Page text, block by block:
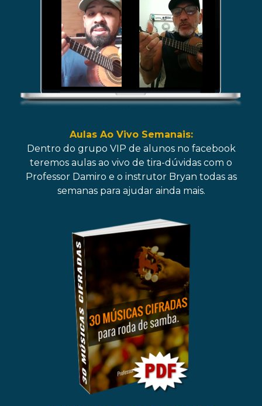
Aulas Ao Vivo Semanais:
Dentro do grupo VIP de alunos no facebook
teremos aulas ao vivo de tira-dúvidas com o
Professor Damiro e o instrutor Bryan todas as
semanas para ajudar ainda mais.